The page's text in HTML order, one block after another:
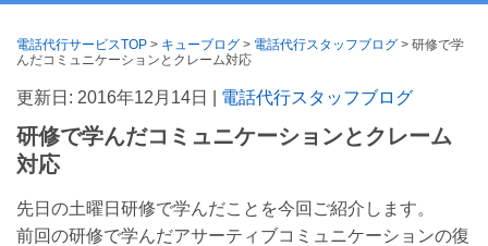
電話代行サービスTOP > キューブログ > 電話代行スタッフブログ > 研修で学
んだコミュニケーションとクレーム対応
更新日: 2016年12月14日 | 電話代行スタッフブログ
研修で学んだコミュニケーションとクレーム
対応
先日の土曜日研修で学んだことを今回ご紹介します。
前回の研修で学んだアサーティブコミュニケーションの復